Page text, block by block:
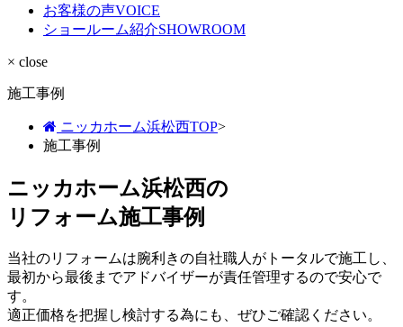
お客様の声VOICE
ショールーム紹介SHOWROOM
× close
施工事例
ニッカホーム浜松西TOP>
施工事例
ニッカホーム浜松西の
リフォーム施工事例
当社のリフォームは腕利きの自社職人がトータルで施工し、
最初から最後までアドバイザーが責任管理するので安心で
す。
適正価格を把握し検討する為にも、ぜひご確認ください。